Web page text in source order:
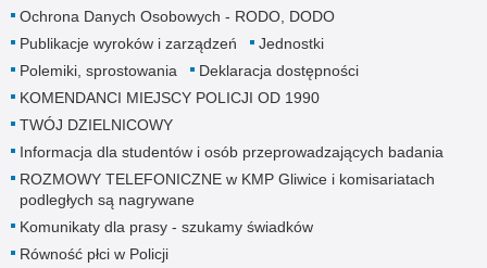
Ochrona Danych Osobowych - RODO, DODO
Publikacje wyroków i zarządzeń
Jednostki
Polemiki, sprostowania
Deklaracja dostępności
KOMENDANCI MIEJSCY POLICJI OD 1990
TWÓJ DZIELNICOWY
Informacja dla studentów i osób przeprowadzających badania
ROZMOWY TELEFONICZNE w KMP Gliwice i komisariatach
podległych są nagrywane
Komunikaty dla prasy - szukamy świadków
Równość płci w Policji